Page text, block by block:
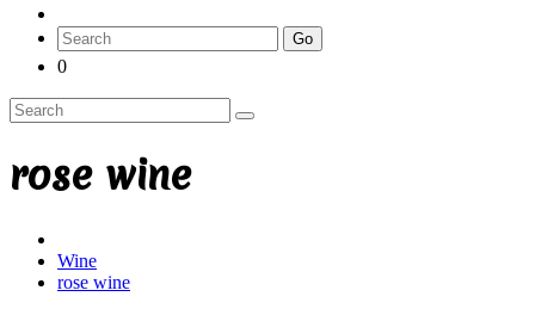
Go
0
rose wine
Wine
rose wine